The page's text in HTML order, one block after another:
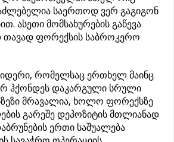
საერთოდ ვერ გაგიგონ
ასეთი მომსახურების გაწევა
ფორექსის საბროკერო
რომელსაც ერთხელ მაინც
ჰქონდეს დაკარგული სრული
მრავალია, ხოლო ფორექსზე
გარეშე დეპოზიტის მთლიანად
ერთი საშუალება